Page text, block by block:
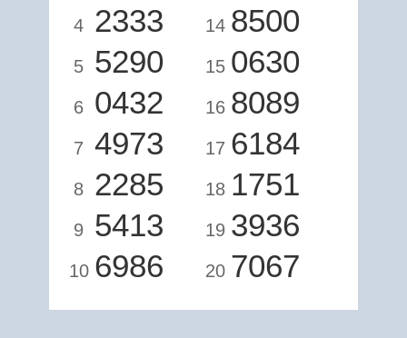
4 2333
5 5290
6 0432
7 4973
8 2285
9 5413
10 6986
14 8500
15 0630
16 8089
17 6184
18 1751
19 3936
20 7067